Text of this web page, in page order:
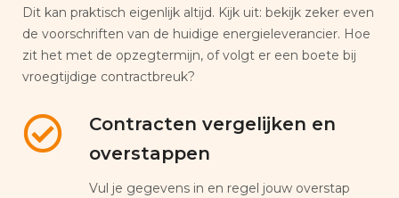
Dit kan praktisch eigenlijk altijd. Kijk uit: bekijk zeker even
de voorschriften van de huidige energieleverancier. Hoe
zit het met de opzegtermijn, of volgt er een boete bij
vroegtijdige contractbreuk?
Contracten vergelijken en
overstappen
Vul je gegevens in en regel jouw overstap